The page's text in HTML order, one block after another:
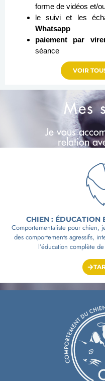
forme de vidéos et/
le suivi et les
Whatsapp
paiement par
séance
VOIR
Mes
Je vous
relation
CHIEN : ÉDUCATION
Comportementaliste pour chien,
des comportements agressifs,
l’éducation complète